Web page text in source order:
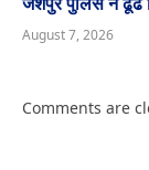
August 7, 2026
Comments are